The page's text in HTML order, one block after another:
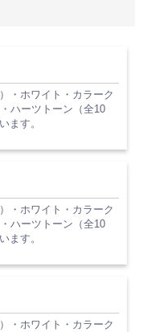
・ホワイト・カラーク
ハーツトーン（全10
ます。
・ホワイト・カラーク
ハーツトーン（全10
ます。
・ホワイト・カラーク